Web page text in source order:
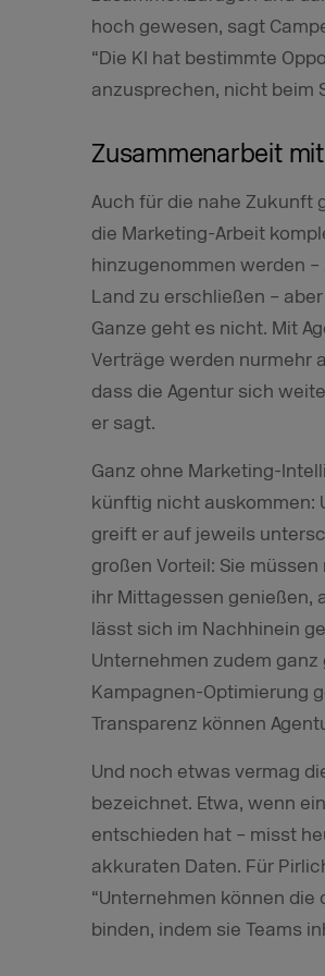
hoch gewesen, sagt
“Die KI hat bestimmte
anzusprechen, nicht beim
Zusammenarbeit
Auch für die nahe Zukunft
die Marketing-Arbeit
hinzugenommen werden
Land zu erschließen –
Ganze geht es nicht. Mit
Verträge werden nurmehr
dass die Agentur sich
er sagt.
Ganz ohne Marketing-
künftig nicht auskommen:
greift er auf jeweils
großen Vorteil: Sie
ihr Mittagessen genießen,
lässt sich im Nachhinein
Unternehmen zudem
Kampagnen-Optimierung
Transparenz können
Und noch etwas vermag
bezeichnet. Etwa, wenn
entschieden hat – misst
akkuraten Daten. Für
“Unternehmen können
binden, indem sie Teams